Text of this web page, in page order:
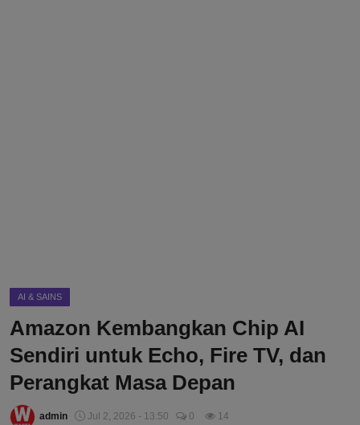
AI & SAINS
Amazon Kembangkan Chip AI
Sendiri untuk Echo, Fire TV, dan
Perangkat Masa Depan
admin Jul 2, 2026 - 13:50 0 14